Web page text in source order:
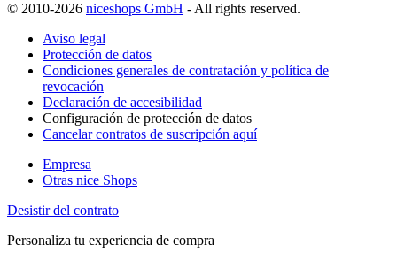
© 2010-2026 niceshops GmbH - All rights reserved.
Aviso legal
Protección de datos
Condiciones generales de contratación y política de
revocación
Declaración de accesibilidad
Configuración de protección de datos
Cancelar contratos de suscripción aquí
Empresa
Otras nice Shops
Desistir del contrato
Personaliza tu experiencia de compra